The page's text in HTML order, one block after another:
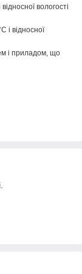
вологості
і відносної
і приладом, що